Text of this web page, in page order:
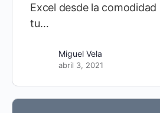
Excel desde la comodidad
tu…
Miguel Vela
abril 3, 2021